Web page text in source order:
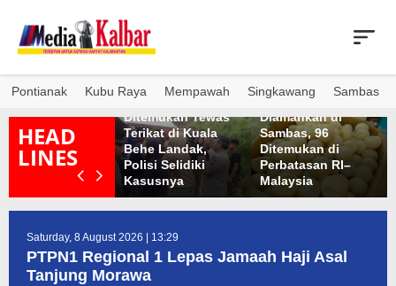
content
Pontianak Kubu Raya Mempawah Singkawang Sambas
HEAD
LINES
Biasa Ramai
666
Masuknya
di Tanah
Ibu dan Anak
Ditemukan Tewas
Terikat di Kuala
Behe Landak,
Polisi Selidiki
Kasusnya
1.286 Telur Penyu
Diamankan di
Sambas, 96
Ditemukan di
Perbatasan RI–
Malaysia
Saturday, 8 August 2026 | 13:29
PTPN1 Regional 1 Lepas Jamaah Haji Asal
Tanjung Morawa